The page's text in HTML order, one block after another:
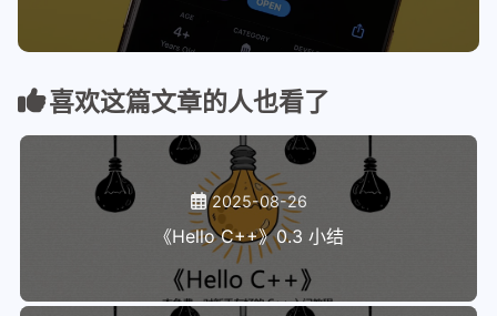
喜欢这篇文章的人也看了
2025-08-26
《Hello C++》0.3 小结